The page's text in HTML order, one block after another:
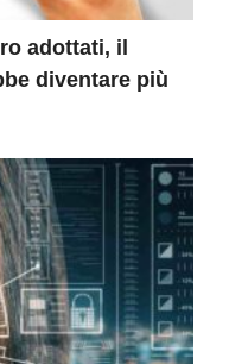
adottati, il
diventare più